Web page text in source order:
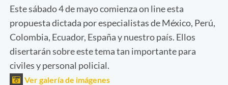
Este sábado 4 de mayo comienza on line esta
propuesta dictada por especialistas de México, Perú,
Colombia, Ecuador, España y nuestro país. Ellos
disertarán sobre este tema tan importante para
civiles y personal policial.
Ver galería de imágenes